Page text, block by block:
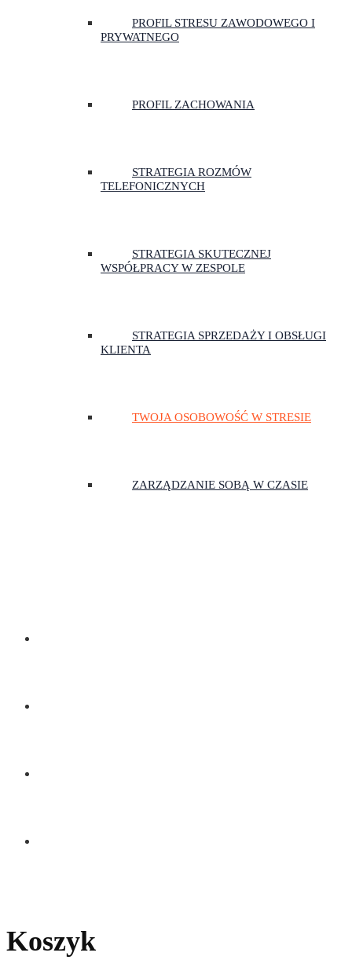
PROFIL STRESU ZAWODOWEGO I
PRYWATNEGO
PROFIL ZACHOWANIA
STRATEGIA ROZMÓW
TELEFONICZNYCH
STRATEGIA SKUTECZNEJ
WSPÓŁPRACY W ZESPOLE
STRATEGIA SPRZEDAŻY I OBSŁUGI
KLIENTA
TWOJA OSOBOWOŚĆ W STRESIE
ZARZĄDZANIE SOBĄ W CZASIE
Koszyk